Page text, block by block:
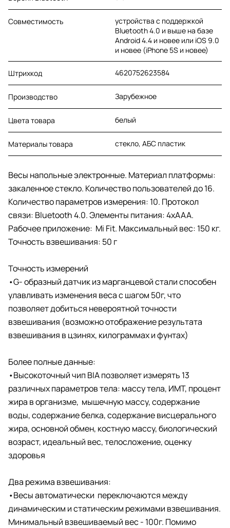
Совместимость
устройства с поддержкой
Bluetooth 4.0 и выше на базе
Android 4.4 и новее или iOS 9.0
и новее (iPhone 5S и новее)
Штрихкод 4620752623584
Производство Зарубежное
Цвета товара белый
Материалы товара стекло, АБС пластик
Весы напольные электронные. Материал платформы:
закаленное стекло. Количество пользователей до 16.
Количество параметров измерения: 10. Протокол
связи: Bluetooth 4.0. Элементы питания: 4хААА.
Рабочее приложение: Mi Fit. Максимальный вес: 150 кг.
Точность взвешивания: 50 г
Точность измерений
•G- образный датчик из марганцевой стали способен
улавливать изменения веса с шагом 50г, что
позволяет добиться невероятной точности
взвешивания (возможно отображение результата
взвешивания в цзинях, килограммах и фунтах)
Более полные данные:
•Высокоточный чип BIA позволяет измерять 13
различных параметров тела: массу тела, ИМТ, процент
жира в организме, мышечную массу, содержание
воды, содержание белка, содержание висцерального
жира, основной обмен, костную массу, биологический
возраст, идеальный вес, телосложение, оценку
здоровья
Два режима взвешивания:
•Весы автоматически переключаются между
динамическим и статическим режимами взвешивания.
Минимальный взвешиваемый вес - 100г. Помимо